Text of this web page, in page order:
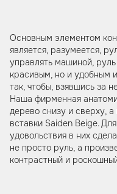
Основным элементом
является, разумеется,
управлять машиной,
красивым, но и удобным
так, чтобы, взявшись за
Наша фирменная
дерево снизу и сверху,
вставки Saiden Beige.
удовольствия в них
не просто руль, а
контрастный и